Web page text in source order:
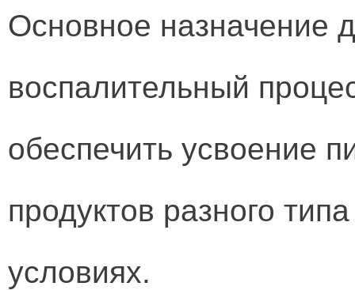
Основное назначение
воспалительный
обеспечить усвоение
продуктов разного
условиях.